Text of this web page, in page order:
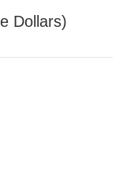
Dollars)